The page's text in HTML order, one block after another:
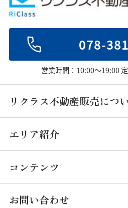
078-
営業時間：10:00～19:00
リクラス不動産販売につ
エリア紹介
コンテンツ
お問い合わせ